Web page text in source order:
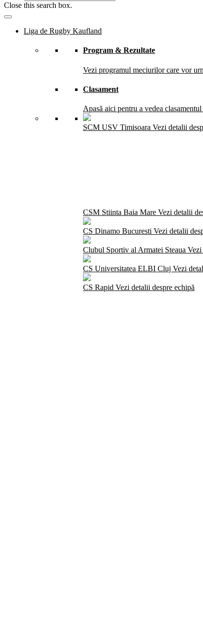
Close this search box.
Liga de Rugby Kaufland
Program & Rezultate
Vezi programul meciurilor care vor
Clasament
Apasă aici pentru a vedea
SCM USV Timisoara Vezi detalii
CSM Stiinta Baia Mare Vezi detalii
CS Dinamo Bucuresti Vezi detalii
Clubul Sportiv al Armatei Steaua Vezi
CS Universitatea ELBI Cluj Vezi
CS Rapid Vezi detalii despre echipă